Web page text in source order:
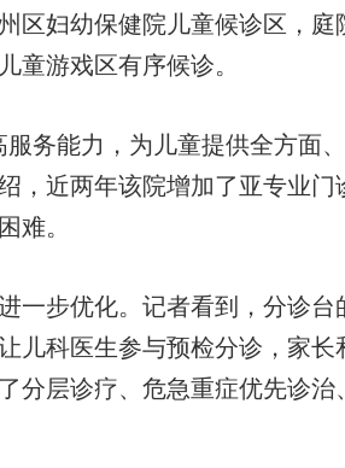
妇幼保健院儿童候诊区，庭
童游戏区有序候诊。
能力，为儿童提供全方面、
，近两年该院增加了亚专业
难。
一步优化。记者看到，分诊
儿科医生参与预检分诊，家
分层诊疗、危急重症优先诊